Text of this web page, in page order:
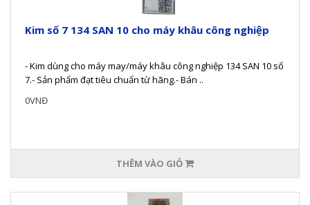
Kim số 7 134 SAN 10 cho máy khâu công nghiệp
- Kim dùng cho máy may/máy khâu công nghiệp 134 SAN 10 số
7.- Sản phẩm đạt tiêu chuẩn từ hãng.- Bán ..
0VNĐ
THÊM VÀO GIỎ